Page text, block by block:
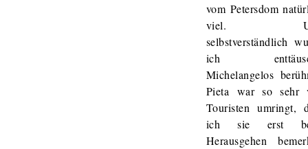
vom Petersdom
viel.
selbstverständlich
ich
Michelangelos
Pieta war so sehr
Touristen umringt,
ich sie erst
Herausgehen